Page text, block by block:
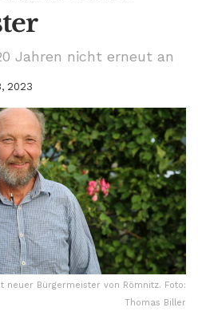
Jahren nicht erneut an
2023
neuer Bürgermeister von Römnitz. Foto:
Thomas Biller